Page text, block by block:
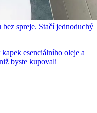
spreje. Stačí jednoduchý
esenciálního oleje a
byste kupovali